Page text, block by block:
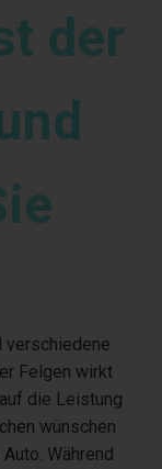
der
verschiedene
Felgen wirkt
die Leistung
wünschen
Während